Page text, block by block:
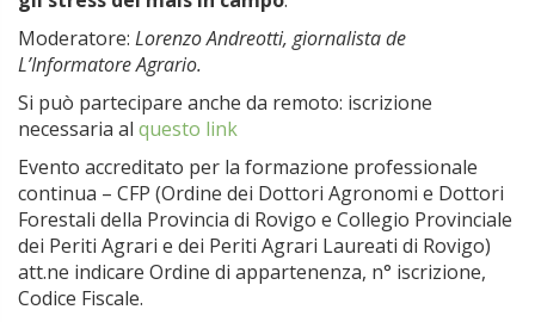
Moderatore: Lorenzo Andreotti, giornalista de
L’Informatore Agrario.
Si può partecipare anche da remoto: iscrizione
necessaria al questo link
Evento accreditato per la formazione professionale
continua – CFP (Ordine dei Dottori Agronomi e Dottori
Forestali della Provincia di Rovigo e Collegio Provinciale
dei Periti Agrari e dei Periti Agrari Laureati di Rovigo)
att.ne indicare Ordine di appartenenza, n° iscrizione,
Codice Fiscale.